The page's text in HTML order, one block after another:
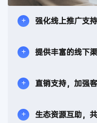
强化线上推广支
提供丰富的线下
直销支持，加强
生态资源互助，